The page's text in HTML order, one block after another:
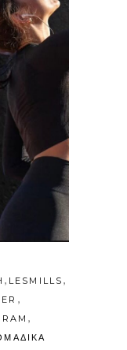
, LESMILLS ,
,
,